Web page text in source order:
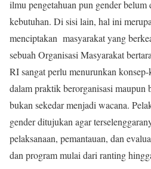
ilmu pengetahuan pun gender belum
kebutuhan. Di sisi lain, hal ini
menciptakan masyarakat yang
sebuah Organisasi Masyarakat
RI sangat perlu menurunkan
dalam praktik berorganisasi maupun
bukan sekedar menjadi wacana.
gender ditujukan agar
pelaksanaan, pemantauan, dan
dan program mulai dari ranting